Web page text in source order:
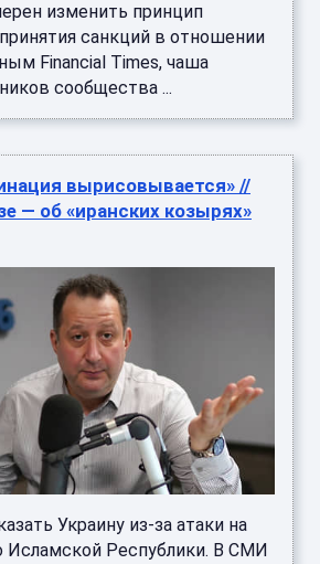
изменить принцип
санкций в отношении
Financial Times, чаша
сообщества ...
вырисовывается» //
— об «иранских козырях»
Украину из-за атаки на
Исламской Республики. В СМИ